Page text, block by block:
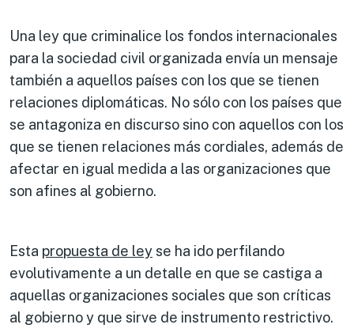
Una ley que criminalice los fondos internacionales
para la sociedad civil organizada envía un mensaje
también a aquellos países con los que se tienen
relaciones diplomáticas. No sólo con los países que
se antagoniza en discurso sino con aquellos con los
que se tienen relaciones más cordiales, además de
afectar en igual medida a las organizaciones que
son afines al gobierno.
Esta propuesta de leyse ha ido perfilando
evolutivamente a un detalle en que se castiga a
aquellas organizaciones sociales que son críticas
al gobierno y que sirve de instrumento restrictivo.